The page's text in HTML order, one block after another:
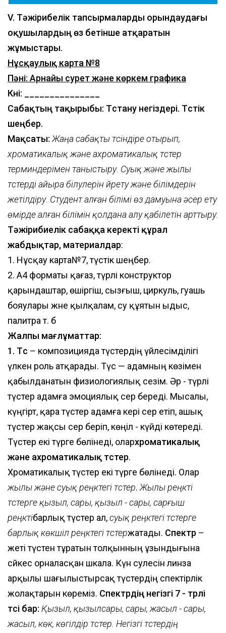
V. Тәжірибелік тапсырмаларды орындаудағы
оқушылардың өз бетінше атқаратын
жұмыстары.
Нұсқаулық карта №8
Пәні: Арнайы сурет және көркем графика
Күні: _______________
Сабақтың тақырыбы: Түстану негіздері. Түстік
шеңбер.
Мақсаты: Жаңа сабақты түсіндіре отырып,
хроматикалық және ахроматикалық түстер
терминдерімен таныстыру. Суық және жылы
түстерді айыра білулерін үйрету және білімдерін
жетілдіру. Студент алған білімі өз дамуына әсер ету
өмірде алған білімін қолдана алу қабілетін арттыру.
Тәжірибиелік сабаққа керекті құрал
жабдықтар, материалдар:
1. Нұсқау карта№7, түстік шеңбер.
2. А4 форматы қағаз, түрлі конструктор
қарындаштар, өшіргіш, сызғыш, циркуль, гуашь
бояулары және қылқалам, су құятын ыдыс,
палитра т. б
Жалпы мағлұматтар:
1. Түс – композицияда түстердің үйлесімділігі
үлкен роль атқарады. Түс — адамның көзімен
қабылданатын физиологиялық сезім. Әр - түрлі
түстер адамға эмоциялық әсер береді. Мысалы,
күңгірт, қара түстер адамға кері әсер етіп, ашық
түстер жақсы әсер беріп, көңіл - күйді көтереді.
Түстер екі түрге бөлінеді, олархроматикалық
және ахроматикалық түстер.
Хроматикалық түстер екі түрге бөлінеді. Олар
жылы және суық реңктегі түстер. Жылы реңкті
түстерге қызыл, сары, қызыл - сары, сарғыш
реңктібарлық түстер ал,суық реңктегі түстерге
барлық көкшіл реңктегі түстержатады. Спектр –
жеті түстен тұратын толқынның ұзындығына
сәйкес орналасқан шкала. Күн сәулесін линза
арқылы шағылыстырсақ түстердің спектірлік
жолақтарын көреміз. Спектрдің негізгі 7 - түрлі
түсі бар: Қызыл, қызылсары, сары, жасыл - сары,
жасыл, көк, көгілдір түстер. Негізгі түстердің